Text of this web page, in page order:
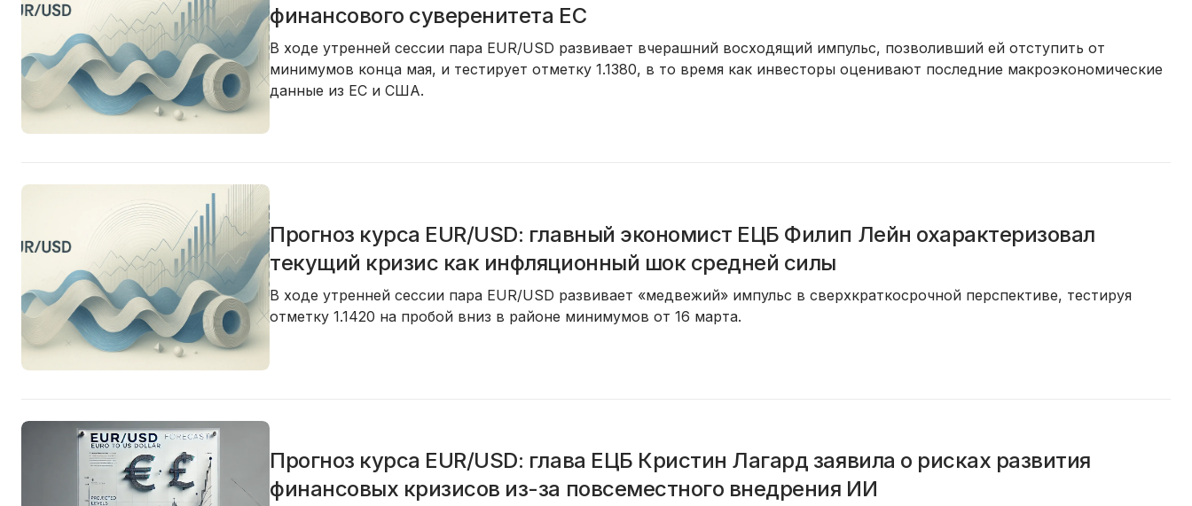
финансового суверенитета ЕС
В ходе утренней сессии пара EUR/USD развивает вчерашний восходящий импульс, позволивший ей отступить от
минимумов конца мая, и тестирует отметку 1.1380, в то время как инвесторы оценивают последние макроэкономические
данные из ЕС и США.
Прогноз курса EUR/USD: главный экономист ЕЦБ Филип Лейн охарактеризовал
текущий кризис как инфляционный шок средней силы
В ходе утренней сессии пара EUR/USD развивает «медвежий» импульс в сверхкраткосрочной перспективе, тестируя
отметку 1.1420 на пробой вниз в районе минимумов от 16 марта.
Прогноз курса EUR/USD: глава ЕЦБ Кристин Лагард заявила о рисках развития
финансовых кризисов из-за повсеместного внедрения ИИ